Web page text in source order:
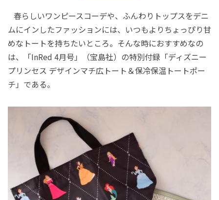
春らしいワンピースコーデや、ふんわりトップスをデニ
ムにインしたファッションには、いつもよりちょっぴり甘
めなトートを持ちたいところ。そんな時におすすめなの
は、「InRed 4月号」（宝島社）の特別付録「ディズニー
プリンセス デザインマチ広トート＆保冷保温トートポー
チ」である。